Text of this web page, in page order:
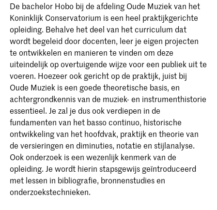
De bachelor Hobo bij de afdeling Oude Muziek van het
Koninklijk Conservatorium is een heel praktijkgerichte
opleiding. Behalve het deel van het curriculum dat
wordt begeleid door docenten, leer je eigen projecten
te ontwikkelen en manieren te vinden om deze
uiteindelijk op overtuigende wijze voor een publiek uit te
voeren. Hoezeer ook gericht op de praktijk, juist bij
Oude Muziek is een goede theoretische basis, en
achtergrondkennis van de muziek- en instrumenthistorie
essentieel. Je zal je dus ook verdiepen in de
fundamenten van het basso continuo, historische
ontwikkeling van het hoofdvak, praktijk en theorie van
de versieringen en diminuties, notatie en stijlanalyse.
Ook onderzoek is een wezenlijk kenmerk van de
opleiding. Je wordt hierin stapsgewijs geïntroduceerd
met lessen in bibliografie, bronnenstudies en
onderzoekstechnieken.